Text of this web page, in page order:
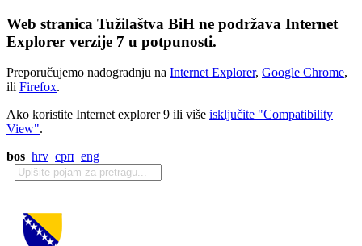
Web stranica Tužilaštva BiH ne podržava Internet
Explorer verzije 7 u potpunosti.
Preporučujemo nadogradnju na Internet Explorer, Google Chrome,
ili Firefox.
Ako koristite Internet explorer 9 ili više isključite "Compatibility
View".
bos hrv срп eng